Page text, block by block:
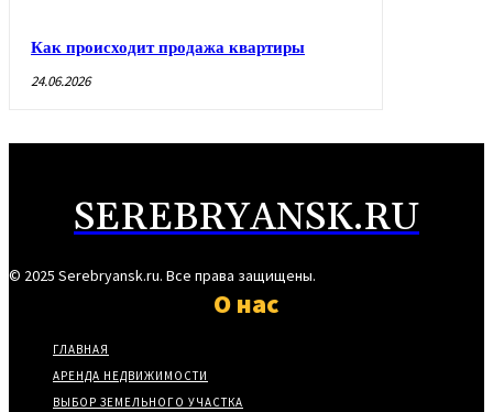
Как происходит продажа квартиры
24.06.2026
SEREBRYANSK.RU
© 2025 Serebryansk.ru. Все права защищены.
О нас
ГЛАВНАЯ
АРЕНДА НЕДВИЖИМОСТИ
ВЫБОР ЗЕМЕЛЬНОГО УЧАСТКА